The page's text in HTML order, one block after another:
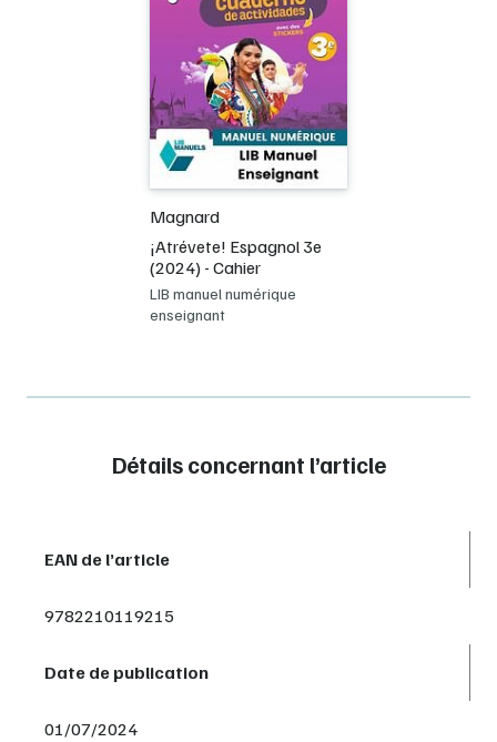
Magnard
¡Atrévete! Espagnol 3e
(2024) - Cahier
LIB manuel numérique
enseignant
Détails concernant l’article
EAN de l’article
9782210119215
Date de publication
01/07/2024